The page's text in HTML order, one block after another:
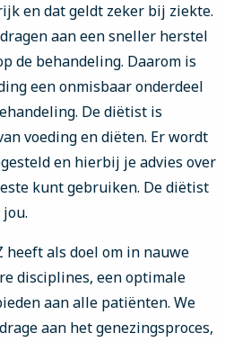
en dat geldt zeker bij ziekte.
aan een sneller herstel
de behandeling. Daarom is
een onmisbaar onderdeel
De diëtist is
voeding en diëten. Er wordt
en hierbij je advies over
kunt gebruiken. De diëtist
als doel om in nauwe
disciplines, een optimale
aan alle patiënten. We
aan het genezingsproces,